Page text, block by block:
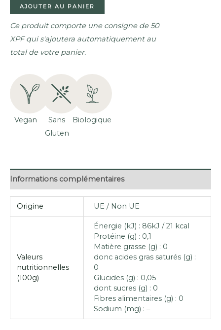
VINAIGRE
(500ML)
AJOUTER AU PANIER
Ce produit comporte une consigne de 50
XPF qui s'ajoutera automatiquement au
total de votre panier.
Vegan
Sans
Gluten
Biologique
Informations complémentaires
Origine UE / Non UE
Valeurs
nutritionnelles
(100g)
Énergie (kJ) : 86kJ / 21 kcal
Protéine (g) : 0,1
Matière grasse (g) : 0
donc acides gras saturés (g) :
0
Glucides (g) : 0,05
dont sucres (g) : 0
Fibres alimentaires (g) : 0
Sodium (mg) : –